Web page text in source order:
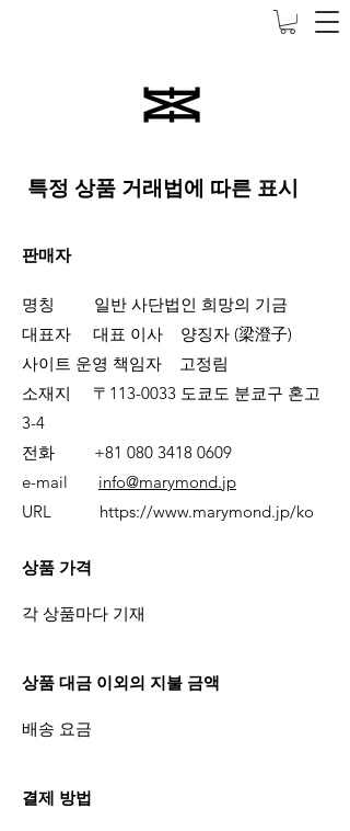
특정 상품 거래법에 따른 표시
판매자
명칭 일반 사단법인 희망의 기금
대표자 대표 이사 양징자 (梁澄子)
사이트 운영 책임자 고정림
소재지 〒113-0033 도쿄도 분쿄구 혼고
3-4
전화 +81 080 3418 0609
e-mail info@marymond.jp
URL https://www.marymond.jp/ko
상품 가격
각 상품마다 기재
상품 대금 이외의 지불 금액
배송 요금
결제 방법